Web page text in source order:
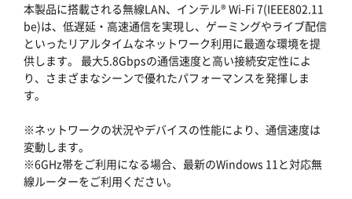
本製品に搭載される無線LAN、インテル® Wi-Fi 7(IEEE802.11
be)は、低遅延・高速通信を実現し、ゲーミングやライブ配信
といったリアルタイムなネットワーク利用に最適な環境を提
供します。 最大5.8Gbpsの通信速度と高い接続安定性によ
り、さまざまなシーンで優れたパフォーマンスを発揮しま
す。
※ネットワークの状況やデバイスの性能により、通信速度は
変動します。
※6GHz帯をご利用になる場合、最新のWindows 11と対応無
線ルーターをご利用ください。